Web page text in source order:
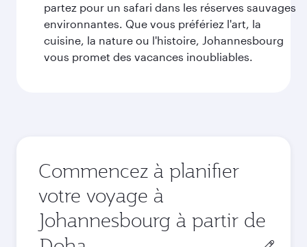
partez pour un safari dans les réserves sauvages
environnantes. Que vous préfériez l'art, la
cuisine, la nature ou l'histoire, Johannesbourg
vous promet des vacances inoubliables.
Commencez à planifier
votre voyage à
Johannesbourg à partir de
Ville